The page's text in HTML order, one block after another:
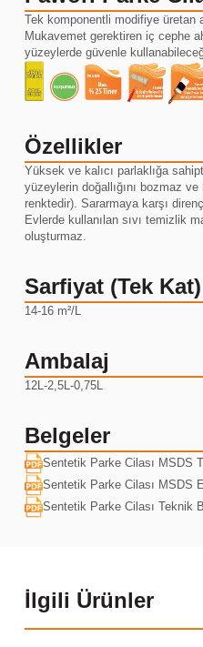
Tek komponentli modifiye üretan
Mukavemet gerektiren iç cephe
yüzeylerde güvenle
Özellikler
Yüksek ve kalıcı parlaklığa
yüzeylerin doğallığını bozmaz
renktedir). Sararmaya karşı
Evlerde kullanılan sıvı temizlik
oluşturmaz.
Sarfiyat (Tek Kat)
14-16 m²/L
Ambalaj
12L-2,5L-0,75L
Belgeler
Sentetik Parke Cilası MSDS
Sentetik Parke Cilası MSDS
Sentetik Parke Cilası Teknik
İlgili Ürünler